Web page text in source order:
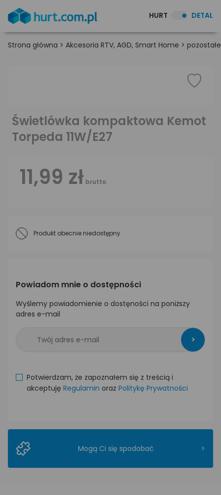
HURT DETAL
Strona główna > Akcesoria RTV, AGD, Smart Home > pozostałe
Świetlówka kompaktowa Kemot
Torpeda 11W/E27
11,99 zł brutto
Produkt obecnie niedostępny
Powiadom mnie o dostępności
Wyślemy powiadomienie o dostęności na poniższy
adres e-mail
>
Potwierdzam, że zapoznałem się z treścią i
akceptuję Regulamin oraz Politykę Prywatności
Mogą Ci się spodobać >